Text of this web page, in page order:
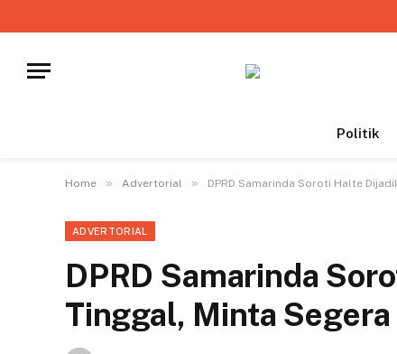
Politik
Home » Advertorial » DPRD Samarinda Soroti Halte
ADVERTORIAL
DPRD Samarinda
Tinggal, Minta